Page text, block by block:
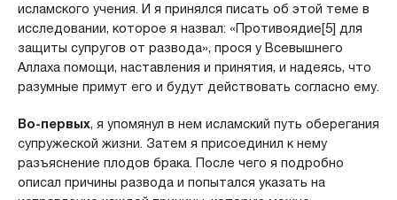
исламского учения. И я принялся писать об этой теме в
исследовании, которое я назвал: «Противоядие[5] для
защиты супругов от развода», прося у Всевышнего
Аллаха помощи, наставления и принятия, и надеясь, что
разумные примут его и будут действовать согласно ему.
Во-первых, я упомянул в нем исламский путь оберегания
супружеской жизни. Затем я присоединил к нему
разъяснение плодов брака. После чего я подробно
описал причины развода и попытался указать на